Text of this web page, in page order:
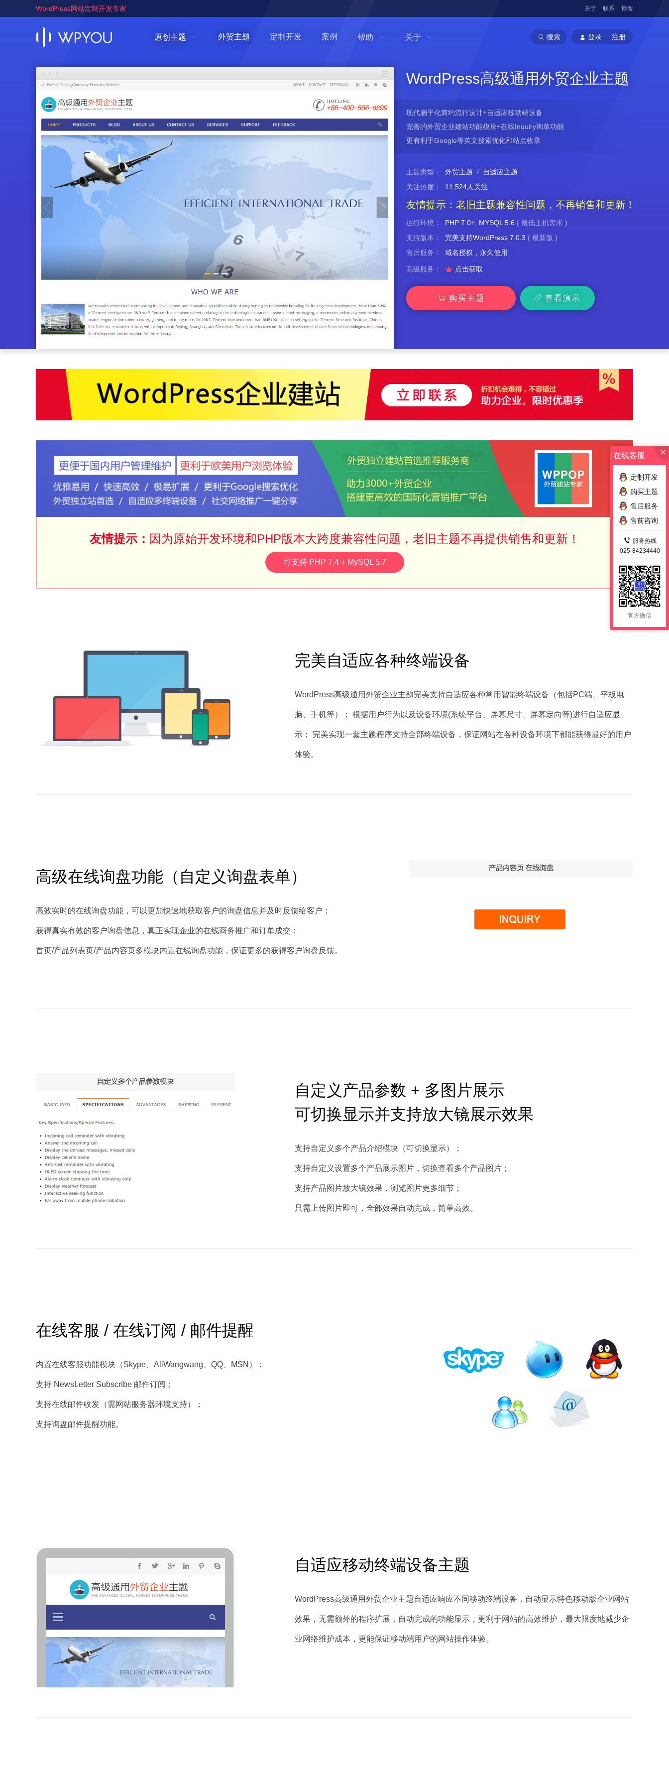
WordPress网站定制开发专家 关于 联系 博客
原创主题 外贸主题 定制开发 案例 帮助 关于 搜索 登录 注册
WordPress高级通用外贸企业主题
现代扁平化简约流行设计+自适应移动端设备
完善的外贸企业建站功能模块+在线Inquiry询单功能
更有利于Google等英文搜索优化和站点收录
主题类型： 外贸主题 /
自适应主题
关注热度：
11,524人关注
友情提示：老旧主题兼容性问题，不再销售和更新！
运行环境： PHP 7.0+, MYSQL 5.6 ( 最低主机需求 )
支持版本：
完美支持WordPress 7.0.3 ( 最新版 )
售后服务：
域名授权，永久使用
高级服务：  点击获取
购买主题 查看演示
友情提示： 因为原始开发环境和PHP版本大跨度兼容性问题，老旧主题不再提供销售和更新！
可支持 PHP 7.4 + MySQL 5.7
完美自适应各种终端设备
WordPress高级通用外贸企业主题完美支持自适应各种常用智能终端设备（包括PC端、平板电
脑、手机等）； 根据用户行为以及设备环境(系统平台、屏幕尺寸、屏幕定向等)进行自适应显
示； 完美实现一套主题程序支持全部终端设备，保证网站在各种设备环境下都能获得最好的用户
体验。
高级在线询盘功能（自定义询盘表单）
高效实时的在线询盘功能，可以更加快速地获取客户的询盘信息并及时反馈给客户；
获得真实有效的客户询盘信息，真正实现企业的在线商务推广和订单成交；
首页/产品列表页/产品内容页多模块内置在线询盘功能，保证更多的获得客户询盘反馈。
自定义产品参数 + 多图片展示
可切换显示并支持放大镜展示效果
支持自定义多个产品介绍模块（可切换显示）；
支持自定义设置多个产品展示图片，切换查看多个产品图片；
支持产品图片放大镜效果，浏览图片更多细节；
只需上传图片即可，全部效果自动完成，简单高效。
在线客服 / 在线订阅 / 邮件提醒
内置在线客服功能模块（Skype、AliWangwang、QQ、MSN）；
支持 NewsLetter Subscribe 邮件订阅；
支持在线邮件收发（需网站服务器环境支持）；
支持询盘邮件提醒功能。
自适应移动终端设备主题
WordPress高级通用外贸企业主题自适应响应不同移动终端设备，自动显示特色移动版企业网站
效果，无需额外的程序扩展，自动完成的功能显示，更利于网站的高效维护，最大限度地减少企
业网络维护成本，更能保证移动端用户的网站操作体验。
在线客服
定制开发
购买主题
售后服务
售前咨询
服务热线
025-84234440
官方微信